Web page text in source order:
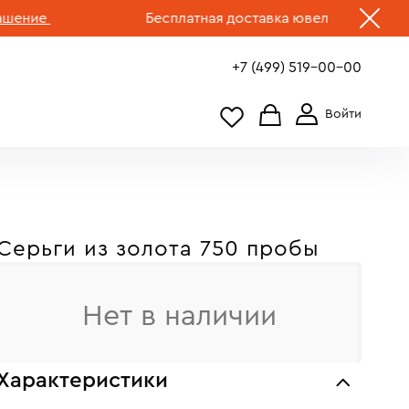
Бесплатная доставка ювелирных изделий
+7 (499) 519-00-00
из золота 750 пробы
Нет в наличии